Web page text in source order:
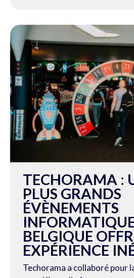
TECHORAMA :
PLUS GRANDS
ÉVÈNEMENTS
BELGIQUE
EXPÉRIENCE
Techorama a collaboré pour